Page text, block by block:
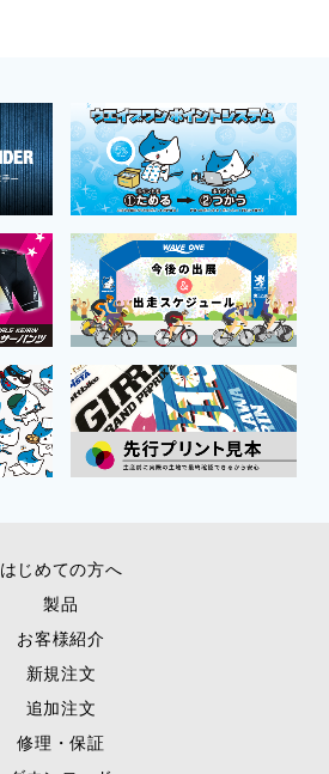
はじめての方へ
製品
お客様紹介
新規注文
追加注文
修理・保証